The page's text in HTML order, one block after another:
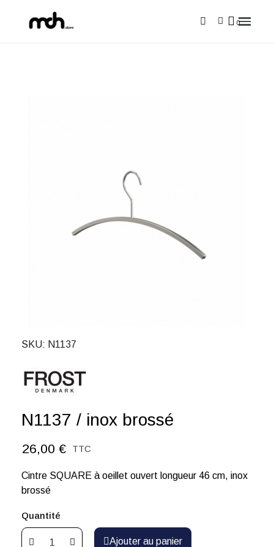
SKU N1137
N1137 / inox brossé
26,00 € TTC
Cintre SQUARE à oeillet ouvert longueur 46 cm, inox
brossé
Quantité
Ajouter au panier